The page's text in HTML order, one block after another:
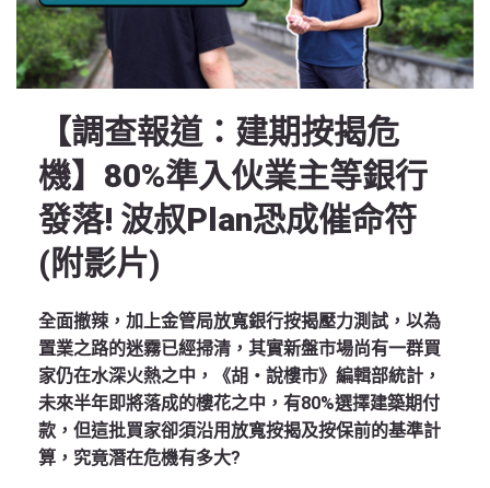
【調查報道：建期按揭危
機】80%準入伙業主等銀行
發落! 波叔Plan恐成催命符
(附影片)
全面撤辣，加上金管局放寬銀行按揭壓力測試，以為
置業之路的迷霧已經掃清，其實新盤市場尚有一群買
家仍在水深火熱之中，《胡‧說樓市》編輯部統計，
未來半年即將落成的樓花之中，有80%選擇建築期付
款，但這批買家卻須沿用放寬按揭及按保前的基準計
算，究竟潛在危機有多大?